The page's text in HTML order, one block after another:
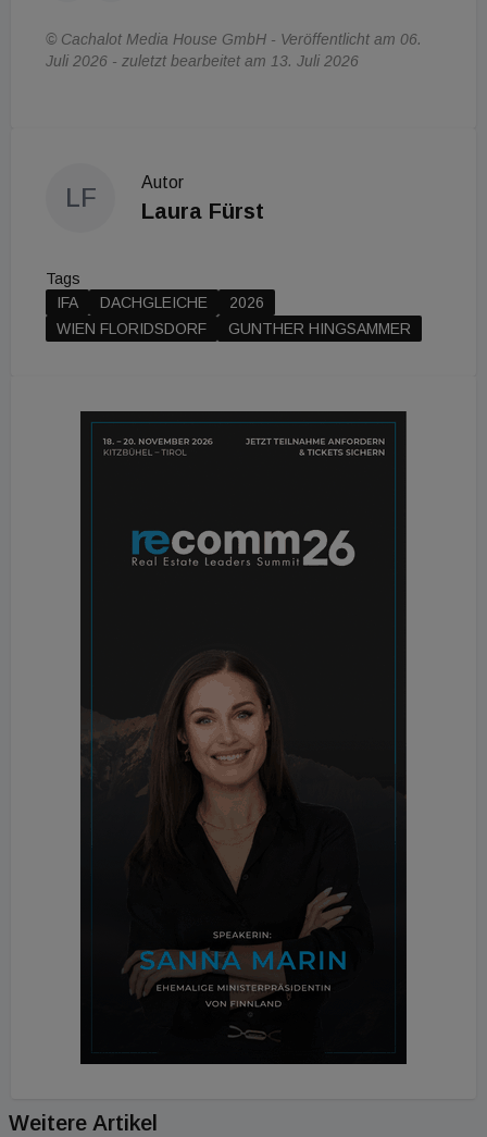
© Cachalot Media House GmbH - Veröffentlicht am 06.
Juli 2026 - zuletzt bearbeitet am 13. Juli 2026
LF
Autor
Laura Fürst
Tags
IFA
DACHGLEICHE
2026
WIEN FLORIDSDORF
GUNTHER HINGSAMMER
Weitere Artikel